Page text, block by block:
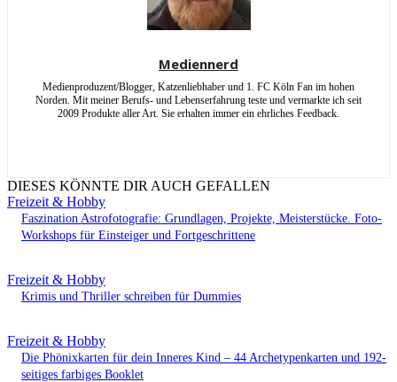
Mediennerd
Medienproduzent/Blogger, Katzenliebhaber und 1. FC Köln Fan im hohen
Norden. Mit meiner Berufs- und Lebenserfahrung teste und vermarkte ich seit
2009 Produkte aller Art. Sie erhalten immer ein ehrliches Feedback.
DIESES KÖNNTE DIR AUCH GEFALLEN
Freizeit & Hobby
Faszination Astrofotografie: Grundlagen, Projekte, Meisterstücke. Foto-
Workshops für Einsteiger und Fortgeschrittene
Freizeit & Hobby
Krimis und Thriller schreiben für Dummies
Freizeit & Hobby
Die Phönixkarten für dein Inneres Kind – 44 Archetypenkarten und 192-
seitiges farbiges Booklet